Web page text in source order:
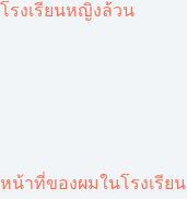
หน้าที่ของผมในโรงเรียน